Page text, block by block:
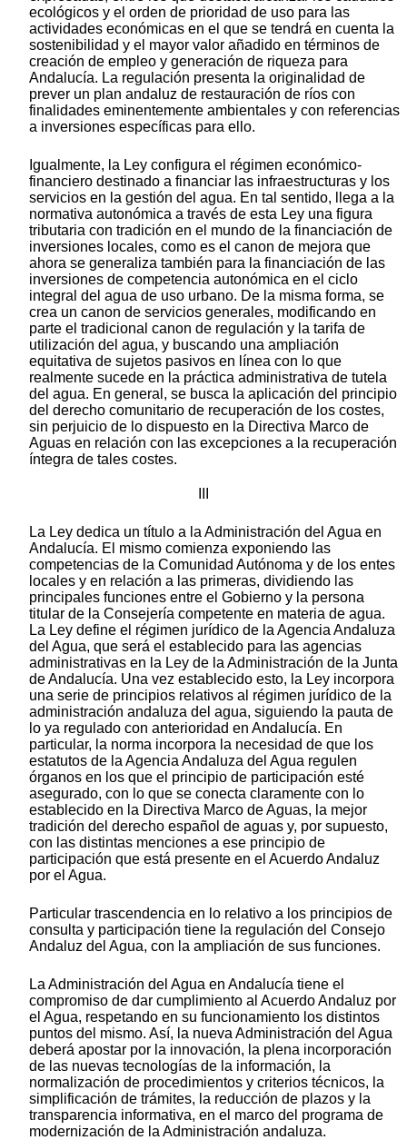
ecológicos y el orden de prioridad de uso para las
actividades económicas en el que se tendrá en cuenta la
sostenibilidad y el mayor valor añadido en términos de
creación de empleo y generación de riqueza para
Andalucía. La regulación presenta la originalidad de
prever un plan andaluz de restauración de ríos con
finalidades eminentemente ambientales y con referencias
a inversiones específicas para ello.
Igualmente, la Ley configura el régimen económico-
financiero destinado a financiar las infraestructuras y los
servicios en la gestión del agua. En tal sentido, llega a la
normativa autonómica a través de esta Ley una figura
tributaria con tradición en el mundo de la financiación de
inversiones locales, como es el canon de mejora que
ahora se generaliza también para la financiación de las
inversiones de competencia autonómica en el ciclo
integral del agua de uso urbano. De la misma forma, se
crea un canon de servicios generales, modificando en
parte el tradicional canon de regulación y la tarifa de
utilización del agua, y buscando una ampliación
equitativa de sujetos pasivos en línea con lo que
realmente sucede en la práctica administrativa de tutela
del agua. En general, se busca la aplicación del principio
del derecho comunitario de recuperación de los costes,
sin perjuicio de lo dispuesto en la Directiva Marco de
Aguas en relación con las excepciones a la recuperación
íntegra de tales costes.
La Ley dedica un título a la Administración del Agua en
Andalucía. El mismo comienza exponiendo las
competencias de la Comunidad Autónoma y de los entes
locales y en relación a las primeras, dividiendo las
principales funciones entre el Gobierno y la persona
titular de la Consejería competente en materia de agua.
La Ley define el régimen jurídico de la Agencia Andaluza
del Agua, que será el establecido para las agencias
administrativas en la Ley de la Administración de la Junta
de Andalucía. Una vez establecido esto, la Ley incorpora
una serie de principios relativos al régimen jurídico de la
administración andaluza del agua, siguiendo la pauta de
lo ya regulado con anterioridad en Andalucía. En
particular, la norma incorpora la necesidad de que los
estatutos de la Agencia Andaluza del Agua regulen
órganos en los que el principio de participación esté
asegurado, con lo que se conecta claramente con lo
establecido en la Directiva Marco de Aguas, la mejor
tradición del derecho español de aguas y, por supuesto,
con las distintas menciones a ese principio de
participación que está presente en el Acuerdo Andaluz
por el Agua.
Particular trascendencia en lo relativo a los principios de
consulta y participación tiene la regulación del Consejo
Andaluz del Agua, con la ampliación de sus funciones.
La Administración del Agua en Andalucía tiene el
compromiso de dar cumplimiento al Acuerdo Andaluz por
el Agua, respetando en su funcionamiento los distintos
puntos del mismo. Así, la nueva Administración del Agua
deberá apostar por la innovación, la plena incorporación
de las nuevas tecnologías de la información, la
normalización de procedimientos y criterios técnicos, la
simplificación de trámites, la reducción de plazos y la
transparencia informativa, en el marco del programa de
modernización de la Administración andaluza.